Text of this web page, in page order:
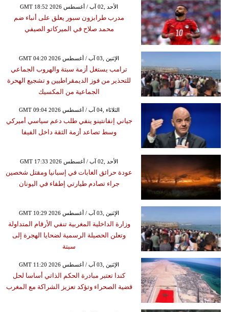
GMT 18:52 2026 الأحد ,02 آب / أغسطس
مدرب طرابزون سبور يعلق على أنباء ضم
محمد صلاح في الميركاتو الصيفي
GMT 04:20 2026 الإثنين ,03 آب / أغسطس
ترامب يستغل أزمة سبتة والهروب الجماعي
للتحذير من فوز الديمقراطيين و تشجيع الهحرة
الجماعية من المكسيك
GMT 09:04 2026 الثلاثاء ,04 آب / أغسطس
جياني إنفانتينو ينفي طلب دعم سياسي أميركي
وسط تصاعد أزمة الثقة داخل الفيفا
GMT 17:33 2026 الأحد ,02 آب / أغسطس
عودة حرائق الغابات في إسبانيا ومقتل شخصين
جراء تصادم طيارتي إطفاء في اليونان
GMT 10:29 2026 الإثنين ,03 آب / أغسطس
وزارة الداخلية المغربية تنفي الأرقام المتداولة
وتعلن الحصيلة الرسمية لضحايا الهجرة إلى
سبتة
GMT 11:20 2026 الإثنين ,03 آب / أغسطس
كندا تعتبر مبادرة الحكم الذاتي أساسا لحل
قضية الصحراء وتؤكد تعزيز الشراكة مع المغرب